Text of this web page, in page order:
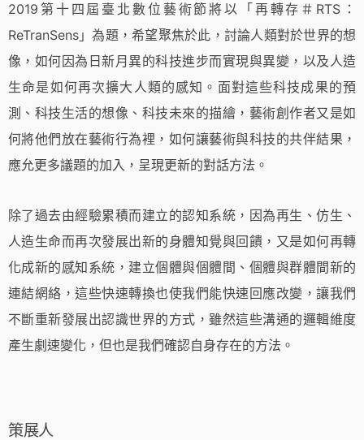
2019第⼗四屆臺北數位藝術節將以「再轉存＃RTS：
ReTranSens」為題，希望聚焦於此，討論人類對於世界的想
像，如何因為日新月異的科技進步而實現與異變，以及人造
生命是如何再次擴大人類的感知。面對這些科技成果的預
測、科技生活的想像、科技未來的描繪，藝術創作者又是如
何將他們放在藝術行為裡，如何讓藝術與科技的共伴結果，
應允更多議題的加入，呈現更新的對話方法。
除了過去由經驗累積而建立的認知系統，因為再生、仿生、
人造生命而再次發展出新的身體知覺與回饋，又是如何再轉
化成新的感知系統，建立個體與個體間、個體與群體間新的
連結網絡，這些快速轉換也使我們能快速回應改變，讓我們
不斷重新發展出認識世界的方式，雖然這些溝通的邏輯維度
產生劇速變化，但也是我們確認自身存在的方法。
策展人